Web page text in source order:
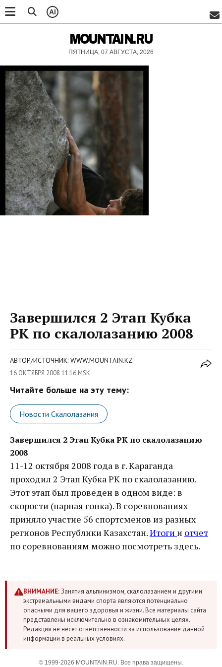
AI
MOUNTAIN.RU
ПЯТНИЦА, 07 АВГУСТА, 2026
Завершился 2 Этап Кубка
РК по скалолазанию 2008
АВТОР/ИСТОЧНИК: WWW.MOUNTAIN.KZ
16 ОКТЯБРЯ 2008 11:16 MSK
Читайте больше на эту тему:
Новости Скалолазания
Завершился 2 Этап Кубка РК по скалолазанию
2008
11-12 октября 2008 года в г. Караганда
проходил 2 Этап Кубка РК по скалолазанию.
Этот этап был проведен в одном виде: в
скорости (парная гонка). В соревнованиях
приняло участие 56 спортсменов из разных
регионов Республики Казахстан.Итоги и отчет
по соревнованиям можно посмотреть здесь.
ВНИМАНИЕ:Занятия альпинизмом, скалолазанием и другими
экстремальными видами спорта являются потенциально
опасными для вашего здоровья и жизни. Все материалы сайта
представлены исключительно в ознакомительных целях.
Редакция не несет ответственности за использование данной
информации в реальных условиях.
© 1999-2026 MOUNTAIN.RU. Все права защищены.